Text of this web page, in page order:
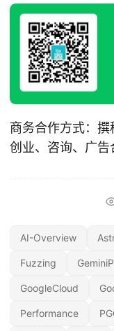
商务合作方式：
创业、咨询、广告
AI-Overview
Fuzzing
GoogleCloud
Performance